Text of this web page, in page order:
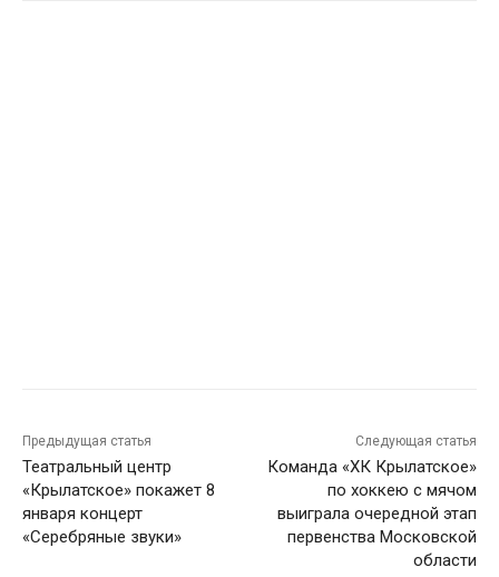
Предыдущая статья
Театральный центр
«Крылатское» покажет 8
января концерт
«Серебряные звуки»
Следующая статья
Команда «ХК Крылатское»
по хоккею с мячом
выиграла очередной этап
первенства Московской
области